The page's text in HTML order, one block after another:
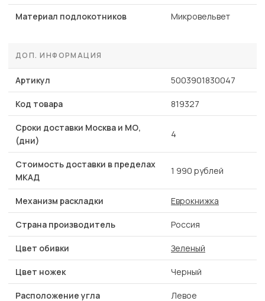
Материал подлокотников Микровельвет
ДОП. ИНФОРМАЦИЯ
Артикул 5003901830047
Код товара 819327
Сроки доставки Москва и МО,
(дни)
4
Стоимость доставки в пределах
МКАД
1 990 рублей
Механизм раскладки Еврокнижка
Страна производитель Россия
Цвет обивки Зеленый
Цвет ножек Черный
Расположение угла Левое